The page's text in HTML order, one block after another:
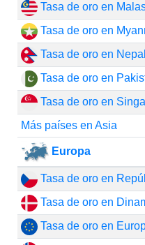
Tasa de oro en
Tasa de oro en
Tasa de oro en
Tasa de oro en
Tasa de oro en
Más países en Asia
Europa
Tasa de oro en
Tasa de oro en
Tasa de oro en